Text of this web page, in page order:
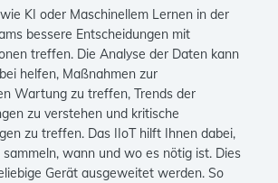
KI oder Maschinellem Lernen in der
bessere Entscheidungen mit
treffen. Die Analyse der Daten kann
helfen, Maßnahmen zur
Wartung zu treffen, Trends der
zu verstehen und kritische
zu treffen. Das IIoT hilft Ihnen dabei,
wann und wo es nötig ist. Dies
Gerät ausgeweitet werden. So